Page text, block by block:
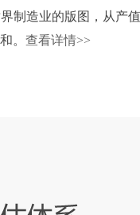
制造业的版图，从产
。 查看详情>>